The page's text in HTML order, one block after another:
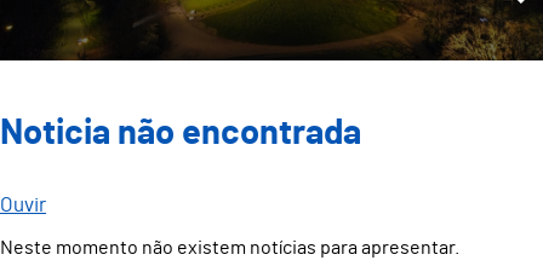
Noticia não encontrada
Ouvir
Neste momento não existem notícias para apresentar.